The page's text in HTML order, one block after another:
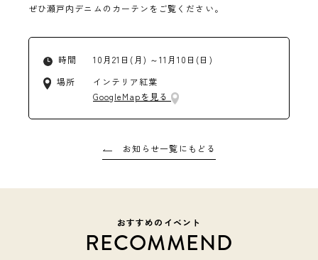
ぜひ瀬戸内デニムのカーテンをご覧ください。
時間
10月21日(月) ～11月10日(日)
場所
インテリア紅葉
GoogleMapを見る
お知らせ一覧にもどる
おすすめのイベント
RECOMMEND